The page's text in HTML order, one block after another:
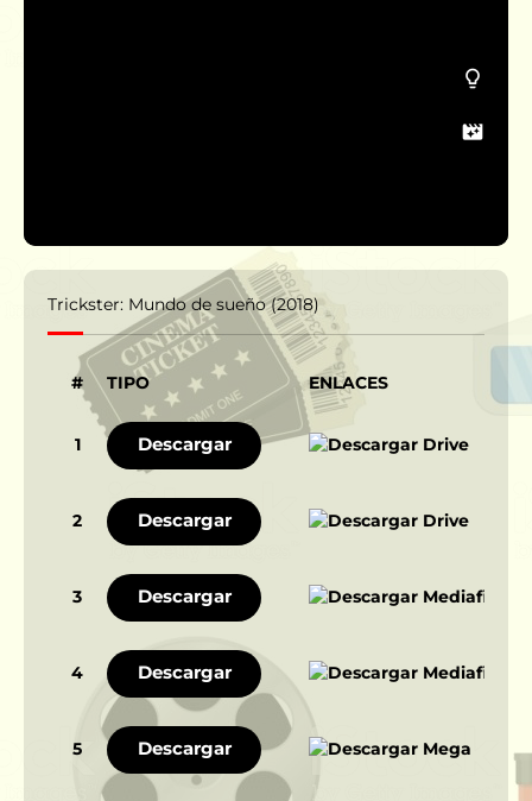
Trickster: Mundo de sueño (2018)
# TIPO ENLACES
1 Descargar
2 Descargar
3 Descargar
4 Descargar
5 Descargar